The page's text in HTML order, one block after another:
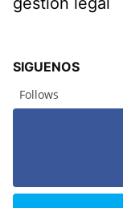
SIGUENOS
Follows